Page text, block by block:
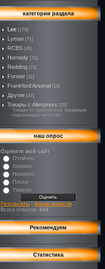
категории раздела
Lee [178]
Lyman [71]
RCBS [49]
Hornady [71]
Redding [21]
Forster [11]
Frankford Arsenal [14]
Другие [47]
Товары с Aliexpress [25]
Товары от проверенных продавцов
надлежащего качества.
наш опрос
Оцените мой сайт
Отлично
Хорошо
Неплохо
Плохо
Ужасно
Результаты | Архив опросов
Всего ответов: 444
Рекомендуем
Статистика